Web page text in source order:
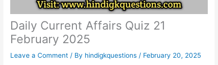
Daily Current Affairs Quiz 21
February 2025
Leave a Comment / By hindigkquestions / February 20, 2025